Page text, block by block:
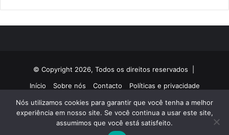
© Copyright 2026, Todos os direitos reservados |
Início
Sobre nós Contacto Políticas e privacidade
Facebook
TwitterYouTubeInstagram
Nós utilizamos cookies para garantir que você tenha a melhor
experiência em nosso site. Se você continua a usar este site,
assumimos que você está satisfeito.